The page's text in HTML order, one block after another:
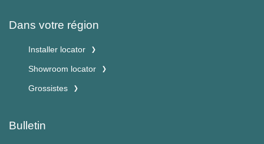
Dans votre région
Installer locator
Showroom locator
Grossistes
Bulletin